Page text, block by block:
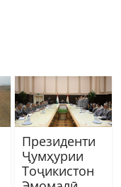
Президенти
Ҷумҳурии
Тоҷикистон